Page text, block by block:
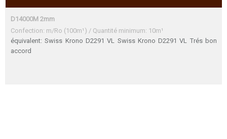
D14000M 2mm
Confection: m/Ro (100m¹) / Quantité minimum: 10m¹
équivalent: Swiss Krono D2291 VL Swiss Krono D2291 VL Trés bon
accord